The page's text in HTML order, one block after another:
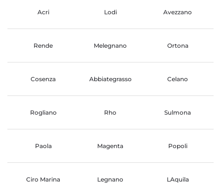
Acri Lodi Avezzano
Rende Melegnano Ortona
Cosenza Abbiategrasso Celano
Rogliano Rho Sulmona
Paola Magenta Popoli
Ciro Marina Legnano LAquila